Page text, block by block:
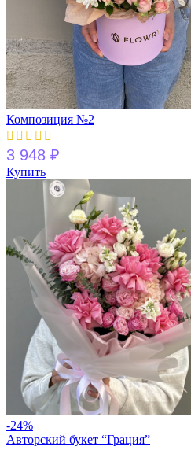
Композиция №2
3 948 ₽
Купить
-24%
Авторский букет “Грация”